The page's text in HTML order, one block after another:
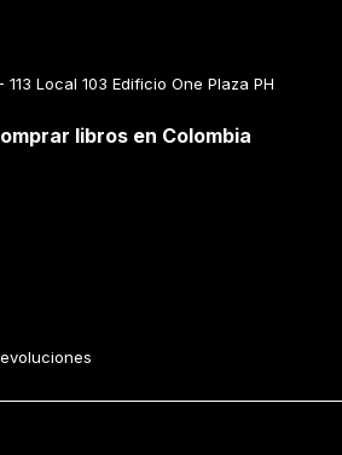
Local 103 Edificio One Plaza PH
libros en Colombia